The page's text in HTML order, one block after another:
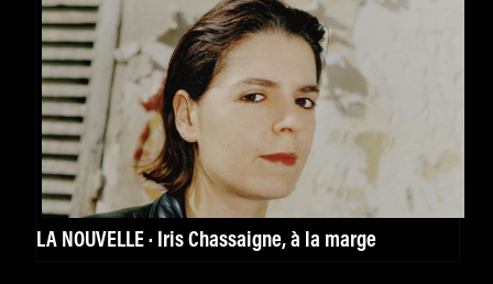
LA NOUVELLE · Iris Chassaigne, à la marge